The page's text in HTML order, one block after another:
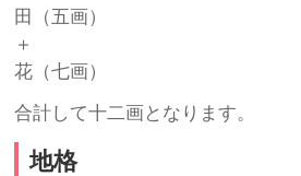
田（五画）
＋
花（七画）
合計して十二画となります。
地格